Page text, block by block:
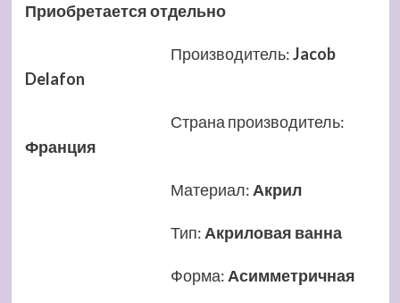
Приобретается отдельно
Производитель:Jacob
Delafon
Страна производитель:
Франция
Материал: Акрил
Тип: Акриловая ванна
Форма: Асимметричная